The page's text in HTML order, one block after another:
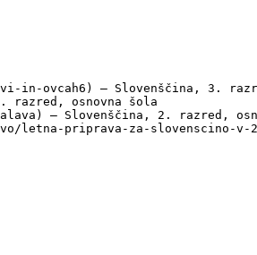
ovcah6) — Slovenščina, 3.
osnovna šola
— Slovenščina, 2. razred,
priprava-za-slovenscino-v-